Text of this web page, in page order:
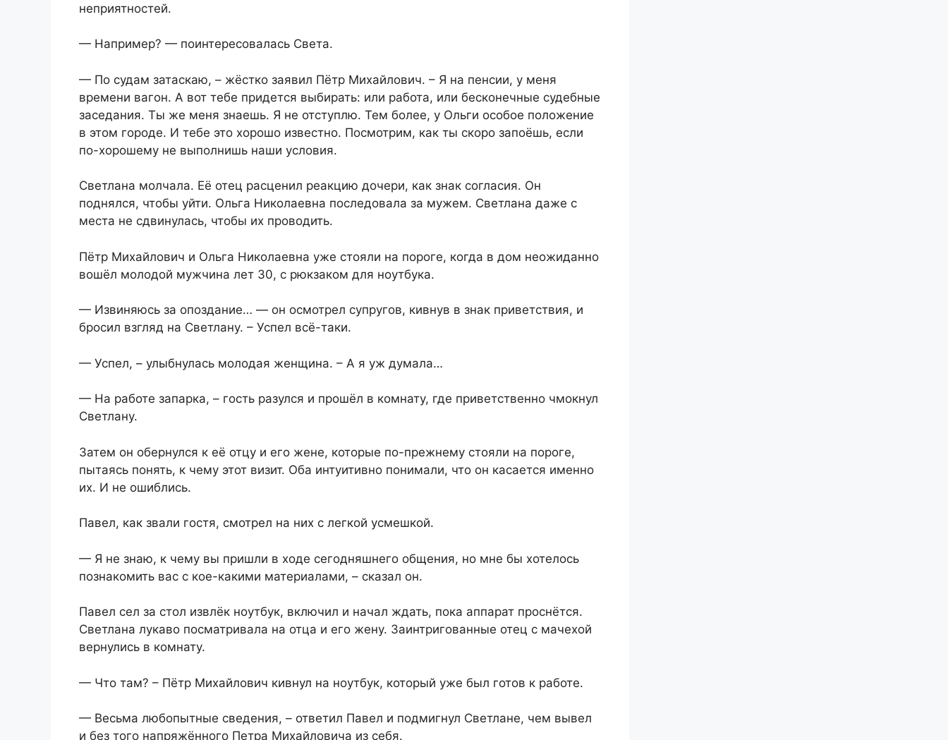
неприятностей.
— Например? — поинтересовалась Света.
— По судам затаскаю, – жёстко заявил Пётр Михайлович. – Я на пенсии, у меня
времени вагон. А вот тебе придется выбирать: или работа, или бесконечные судебные
заседания. Ты же меня знаешь. Я не отступлю. Тем более, у Ольги особое положение
в этом городе. И тебе это хорошо известно. Посмотрим, как ты скоро запоёшь, если
по-хорошему не выполнишь наши условия.
Светлана молчала. Её отец расценил реакцию дочери, как знак согласия. Он
поднялся, чтобы уйти. Ольга Николаевна последовала за мужем. Светлана даже с
места не сдвинулась, чтобы их проводить.
Пётр Михайлович и Ольга Николаевна уже стояли на пороге, когда в дом неожиданно
вошёл молодой мужчина лет 30, с рюкзаком для ноутбука.
— Извиняюсь за опоздание… — он осмотрел супругов, кивнув в знак приветствия, и
бросил взгляд на Светлану. – Успел всё-таки.
— Успел, – улыбнулась молодая женщина. – А я уж думала…
— На работе запарка, – гость разулся и прошёл в комнату, где приветственно чмокнул
Светлану.
Затем он обернулся к её отцу и его жене, которые по-прежнему стояли на пороге,
пытаясь понять, к чему этот визит. Оба интуитивно понимали, что он касается именно
их. И не ошиблись.
Павел, как звали гостя, смотрел на них с легкой усмешкой.
— Я не знаю, к чему вы пришли в ходе сегодняшнего общения, но мне бы хотелось
познакомить вас с кое-какими материалами, – сказал он.
Павел сел за стол извлёк ноутбук, включил и начал ждать, пока аппарат проснётся.
Светлана лукаво посматривала на отца и его жену. Заинтригованные отец с мачехой
вернулись в комнату.
— Что там? – Пётр Михайлович кивнул на ноутбук, который уже был готов к работе.
— Весьма любопытные сведения, – ответил Павел и подмигнул Светлане, чем вывел
и без того напряжённого Петра Михайловича из себя.